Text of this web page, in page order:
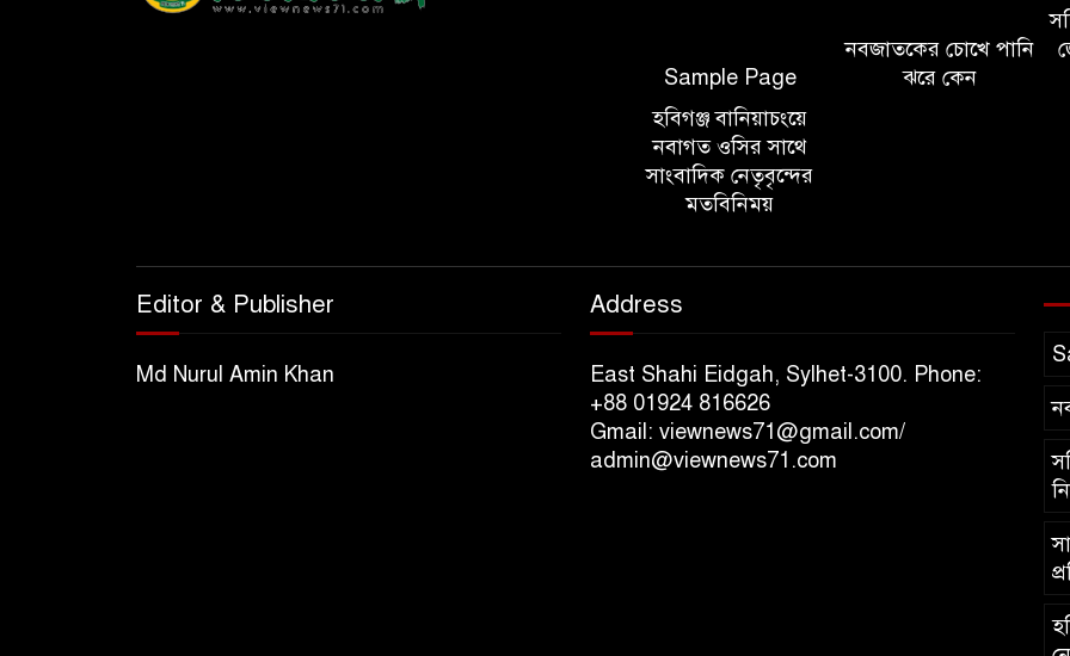
Sample Page
নবজাতকের চোখে পানি
ঝরে কেন
হবিগঞ্জ বানিয়াচংয়ে
নবাগত ওসির সাথে
সাংবাদিক নেতৃবৃন্দের
মতবিনিময়
Editor & Publisher
Md Nurul Amin Khan
Address
East Shahi Eidgah, Sylhet-3100. Phone:
+88 01924 816626
Gmail: viewnews71@gmail.com/
admin@viewnews71.com